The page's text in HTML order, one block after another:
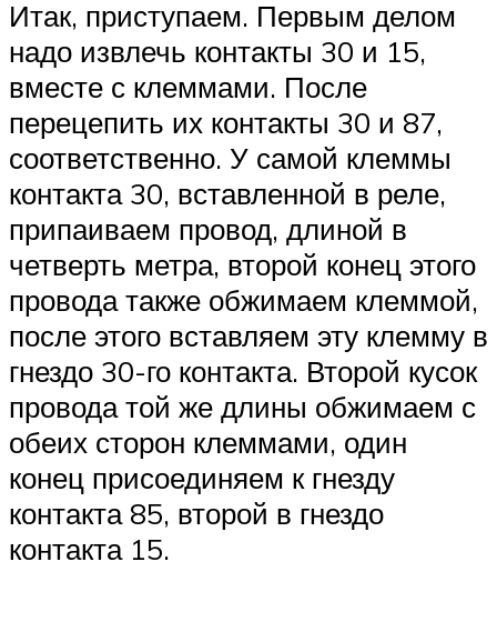
Итак, приступаем. Первым делом
надо извлечь контакты 30 и 15,
вместе с клеммами. После
перецепить их контакты 30 и 87,
соответственно. У самой клеммы
контакта 30, вставленной в реле,
припаиваем провод, длиной в
четверть метра, второй конец этого
провода также обжимаем клеммой,
после этого вставляем эту клемму в
гнездо 30-го контакта. Второй кусок
провода той же длины обжимаем с
обеих сторон клеммами, один
конец присоединяем к гнезду
контакта 85, второй в гнездо
контакта 15.